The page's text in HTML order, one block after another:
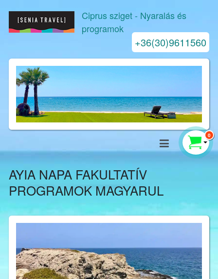
Ciprus sziget - Nyaralás és
programok
+36(30)9611560
0
AYIA NAPA FAKULTATÍV
PROGRAMOK MAGYARUL